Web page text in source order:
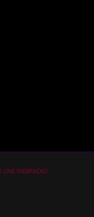
Fala) [Edit
BIZU
UNE WEBRADIO